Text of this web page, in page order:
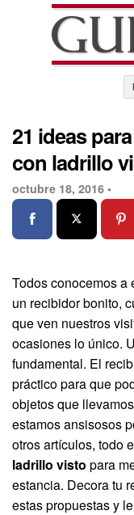
21 ideas
con ladrillo
octubre 18, 2016 •
Todos conocemos a
un recibidor bonito,
que ven nuestros
ocasiones lo único.
fundamental. El
práctico para que
objetos que
estamos ansisosos
otros artículos, todo
ladrillo visto para
estancia. Decora tu
estas propuestas y